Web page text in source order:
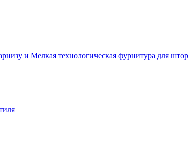
и Мелкая технологическая фурнитура для штор